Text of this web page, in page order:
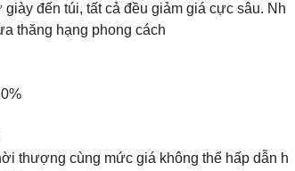
đến túi, tất cả đều giảm giá cực sâu. Nh
thăng hạng phong cách
thượng cùng mức giá không thể hấp dẫn h